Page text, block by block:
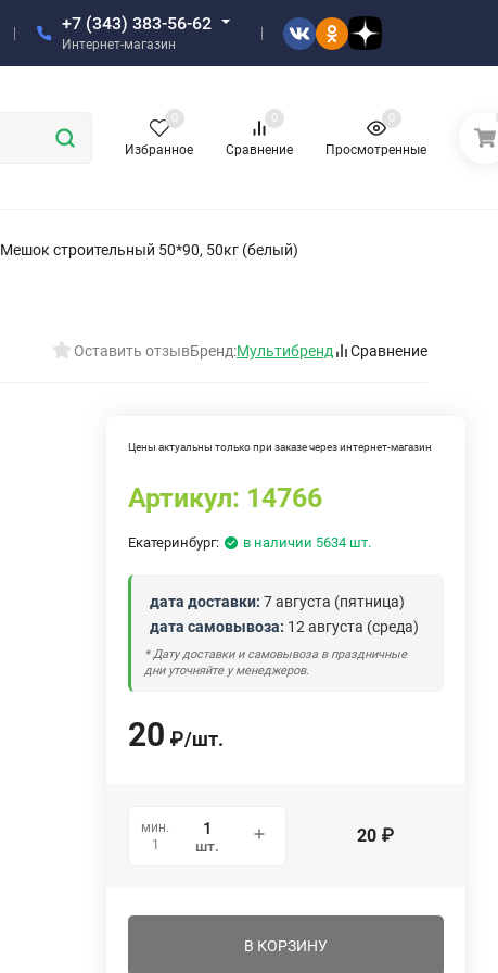
+7 (343) 383-56-62
Интернет-магазин
Избранное
0
Сравнение
0
Просмотренные
0
Мешок строительный 50*90, 50кг (белый)
Оставить отзывБренд:Мультибренд Сравнение
Цены актуальны только при заказе через интернет-магазин
Артикул: 14766
Екатеринбург: в наличии 5634 шт.
дата доставки: 7 августа (пятница)
дата самовывоза: 12 августа (среда)
* Дату доставки и самовывоза в праздничные
дни уточняйте у менеджеров.
20 ₽/шт.
мин.
1
шт. 20 ₽
В КОРЗИНУ